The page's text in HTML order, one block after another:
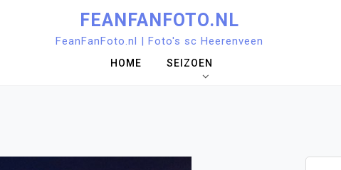
FEANFANFOTO.NL
FeanFanFoto.nl | Foto's sc Heerenveen
HOME SEIZOEN